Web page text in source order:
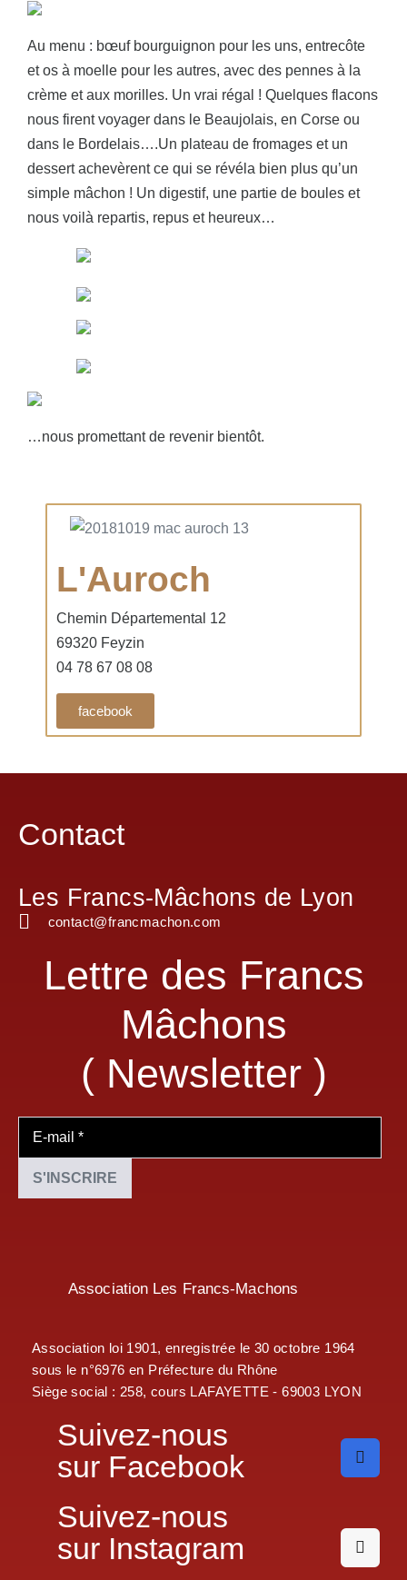
Au menu : bœuf bourguignon pour les uns, entrecôte
et os à moelle pour les autres, avec des pennes à la
crème et aux morilles. Un vrai régal ! Quelques flacons
nous firent voyager dans le Beaujolais, en Corse ou
dans le Bordelais….Un plateau de fromages et un
dessert achevèrent ce qui se révéla bien plus qu’un
simple mâchon ! Un digestif, une partie de boules et
nous voilà repartis, repus et heureux…
…nous promettant de revenir bientôt.
L'Auroch
Chemin Départemental 12
69320 Feyzin
04 78 67 08 08
facebook
Contact
Les Francs-Mâchons de Lyon
contact@francmachon.com
Lettre des Francs
Mâchons
( Newsletter )
Association Les Francs-Machons
Association loi 1901, enregistrée le 30 octobre 1964
sous le n°6976 en Préfecture du Rhône
Siège social : 258, cours LAFAYETTE - 69003 LYON
Suivez-nous
sur Facebook
Suivez-nous
sur Instagram